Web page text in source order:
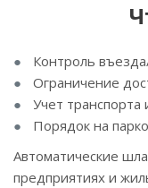
Контроль
Ограничение
Учет
Порядок на
Автоматические
предприятиях и